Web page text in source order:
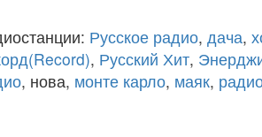
Русское радио, дача,
, Русский Хит,
, нова, монте карло, маяк,